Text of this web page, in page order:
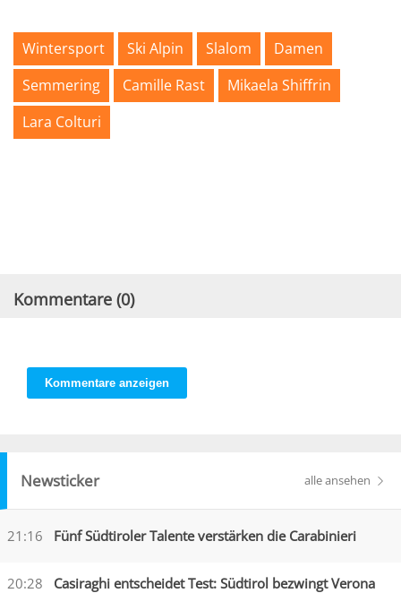
Wintersport Ski Alpin Slalom
Damen
Semmering
Camille Rast
Mikaela Shiffrin
Lara Colturi
Kommentare (0)
Kommentare anzeigen
Newsticker alle ansehen
21:16 Fünf Südtiroler Talente verstärken die Carabinieri
20:28 Casiraghi entscheidet Test: Südtirol bezwingt Verona